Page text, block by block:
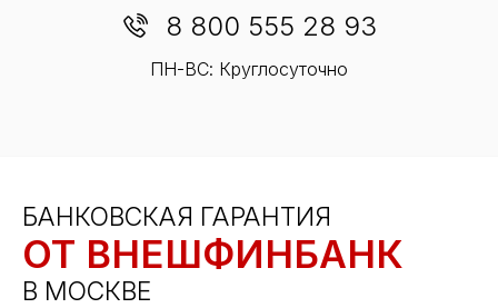
8 800 555 28 93
ПН-ВС: Круглосуточно
БАНКОВСКАЯ ГАРАНТИЯ
ОТ ВНЕШФИНБАНК
В МОСКВЕ